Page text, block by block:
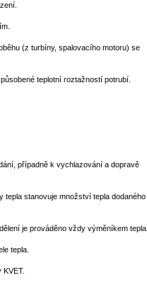
(z turbíny, spalovacího motoru) se
teplotní roztažností potrubí.
případně k vychlazování a dopravě
stanovuje množství tepla dodaného
je prováděno vždy výměníkem tepla.
tepla.